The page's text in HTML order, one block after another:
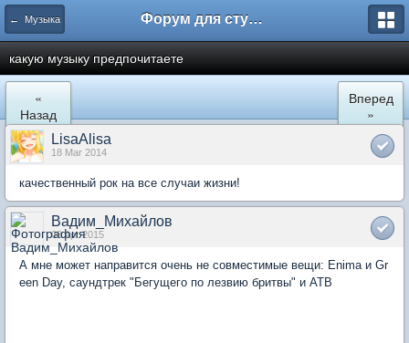
← Музыка Форум для студента СГА
какую музыку предпочитаете
«
Назад
Вперед
»
LisaAlisa
18 Mar 2014
качественный рок на все случаи жизни!
Вадим_Михайлов
08 Apr 2015
А мне может направится очень не совместимые вещи: Enima и Gr
een Day, саундтрек "Бегущего по лезвию бритвы" и ATB